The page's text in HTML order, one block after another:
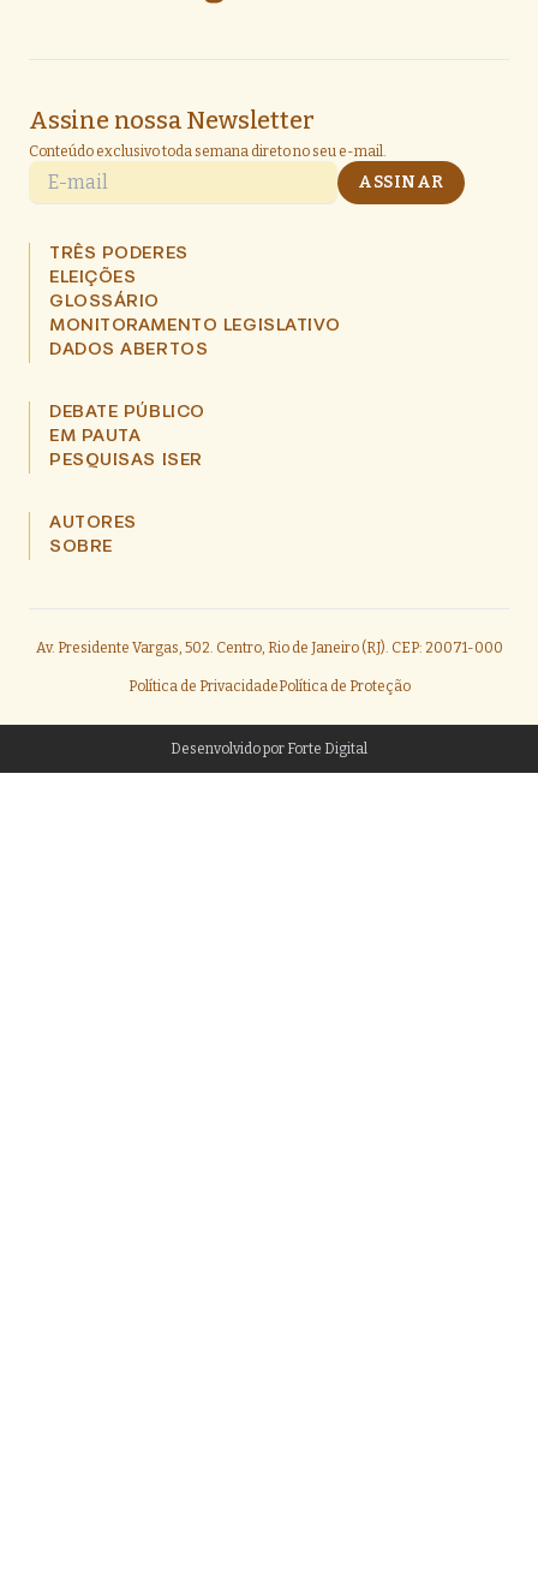
Assine nossa Newsletter
Conteúdo exclusivo toda semana direto no seu e-mail.
E-mail ASSINAR
TRÊS PODERES
ELEIÇÕES
GLOSSÁRIO
MONITORAMENTO LEGISLATIVO
DADOS ABERTOS
DEBATE PÚBLICO
EM PAUTA
PESQUISAS ISER
AUTORES
SOBRE
Av. Presidente Vargas, 502. Centro, Rio de Janeiro (RJ). CEP: 20071-000
Política de PrivacidadePolítica de Proteção
Desenvolvido por Forte Digital